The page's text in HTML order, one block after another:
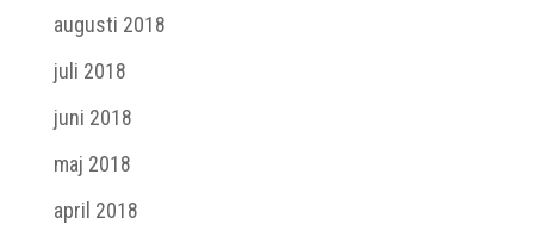
augusti 2018
juli 2018
juni 2018
maj 2018
april 2018